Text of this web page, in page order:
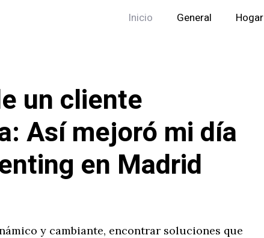
Inicio General Hogar
un cliente
Así mejoró mi día
en Madrid
y cambiante, encontrar soluciones que